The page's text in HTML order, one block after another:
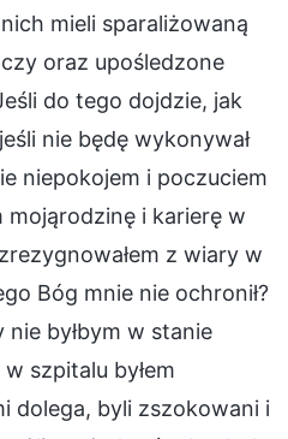
mieli sparaliżowaną
oraz upośledzone
do tego dojdzie, jak
nie będę wykonywał
niepokojem i poczuciem
mojąrodzinę i karierę w
z wiary w
Bóg mnie nie ochronił?
nie byłbym w stanie
szpitalu byłem
dolega, byli zszokowani i